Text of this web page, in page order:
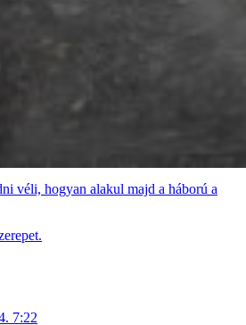
véli, hogyan alakul majd a háború a
7:22